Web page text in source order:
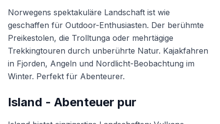
Norwegens spektakuläre Landschaft ist wie
geschaffen für Outdoor-Enthusiasten. Der berühmte
Preikestolen, die Trolltunga oder mehrtägige
Trekkingtouren durch unberührte Natur. Kajakfahren
in Fjorden, Angeln und Nordlicht-Beobachtung im
Winter. Perfekt für Abenteurer.
Island - Abenteuer pur